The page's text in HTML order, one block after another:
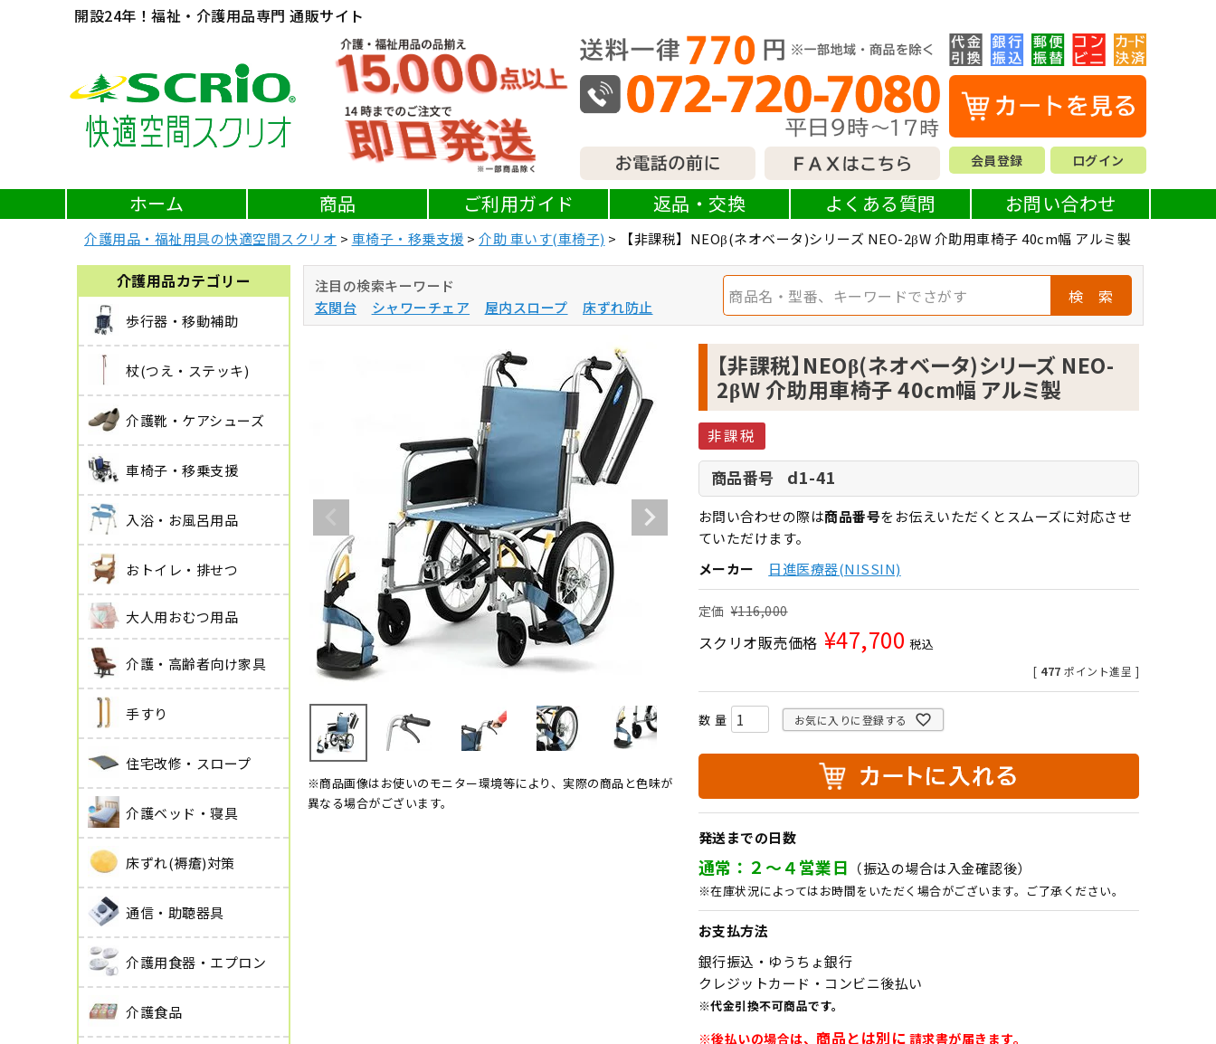
開設24年！福祉・介護用品専門 通販サイト
会員登録 ログイン
ホーム 商品 ご利用ガイド 返品・交換 よくある質問 お問い合わせ
介護用品・福祉用具の快適空間スクリオ 車椅子・移乗支援 介助 車いす(車椅子) 【非課税】NEOβ(ネオベータ)シリーズ NEO-2βW 介助用車椅子 40cm幅 アルミ製
介護用品カテゴリー
歩行器・移動補助
杖(つえ・ステッキ)
介護靴・ケアシューズ
車椅子・移乗支援
入浴・お風呂用品
おトイレ・排せつ
大人用おむつ用品
介護・高齢者向け家具
手すり
住宅改修・スロープ
介護ベッド・寝具
床ずれ(褥瘡)対策
通信・助聴器具
介護用食器・エプロン
介護食品
注目の検索キーワード
玄関台
シャワーチェア 屋内スロープ 床ずれ防止
検 索
※商品画像はお使いのモニター環境等により、実際の商品と色味が
異なる場合がございます。
【非課税】NEOβ(ネオベータ)シリーズ NEO-
2βW 介助用車椅子 40cm幅 アルミ製
非課税
商品番号 d1-41
お問い合わせの際は商品番号をお伝えいただくとスムーズに対応させ
ていただけます。
メーカー
日進医療器(NISSIN)
定価 ¥116,000
スクリオ販売価格 ¥47,700 税込
[ 477 ポイント進呈 ]
お気に入りに登録する
発送までの日数
通常：２～４営業日 （振込の場合は入金確認後）
※在庫状況によってはお時間をいただく場合がございます。ご了承ください。
お支払方法
銀行振込・ゆうちょ銀行
クレジットカード・コンビニ後払い
※代金引換不可商品です。
※後払いの場合は、 商品とは別に 請求書が届きます。